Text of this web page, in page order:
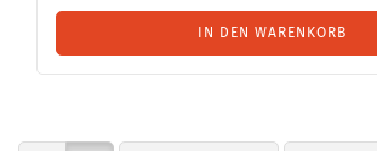
IN DEN WARENKORB